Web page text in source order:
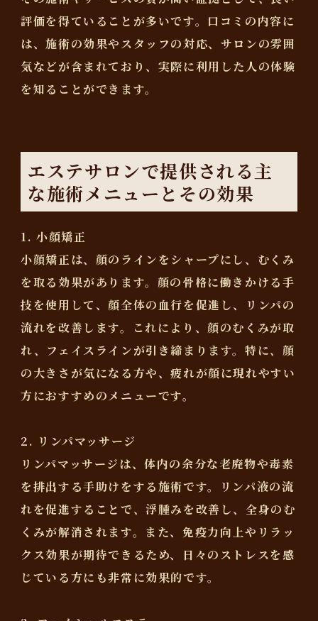
評価を得ていることが多いです。口コミの内容に
は、施術の効果やスタッフの対応、サロンの雰囲
気などが含まれており、実際に利用した人の体験
を知ることができます。
エステサロンで提供される主
な施術メニューとその効果
1. 小顔矯正
小顔矯正は、顔のラインをシャープにし、むくみ
を取る効果があります。顔の骨格に働きかける手
技を使用して、顔全体の血行を促進し、リンパの
流れを改善します。これにより、顔のむくみが取
れ、フェイスラインが引き締まります。特に、顔
の大きさが気になる方や、疲れが顔に現れやすい
方におすすめのメニューです。
2. リンパマッサージ
リンパマッサージは、体内の余分な老廃物や毒素
を排出する手助けをする施術です。リンパ液の流
れを促進することで、浮腫みを改善し、全身のむ
くみが解消されます。また、免疫力向上やリラッ
クス効果が期待できるため、日々のストレスを感
じている方にも非常に効果的です。